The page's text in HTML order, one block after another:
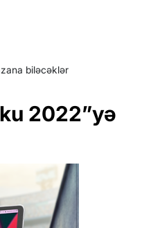
biləcəklər
2022”yə